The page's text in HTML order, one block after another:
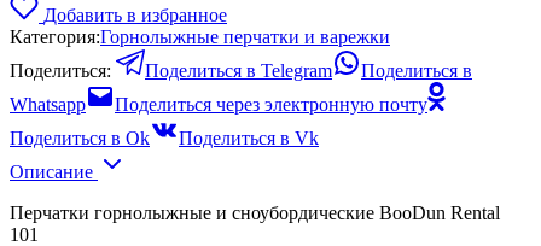
Добавить в избранное
Категория:Горнолыжные перчатки и варежки
Поделиться:
Поделиться в Telegram
Поделиться в
Whatsapp
Поделиться через электронную почту
Поделиться в Ok
Поделиться в Vk
Описание
Перчатки горнолыжные и сноубордические BooDun Rental
101